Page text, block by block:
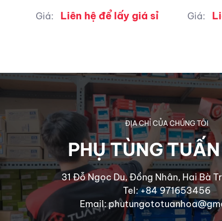
Giá: Liên hệ để lấy giá sỉ Giá:
ĐỊA CHỈ CỦA CHÚNG TÔI
PHỤ TÙNG
31 Đỗ Ngọc Du, Đồng Nhân, Hai Bà
Tel: +84 971653456
Email: